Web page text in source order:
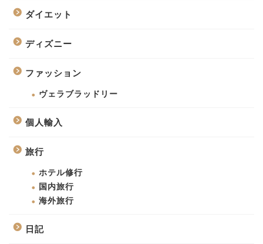
ダイエット
ディズニー
ファッション
ヴェラブラッドリー
個人輸入
旅行
ホテル修行
国内旅行
海外旅行
日記